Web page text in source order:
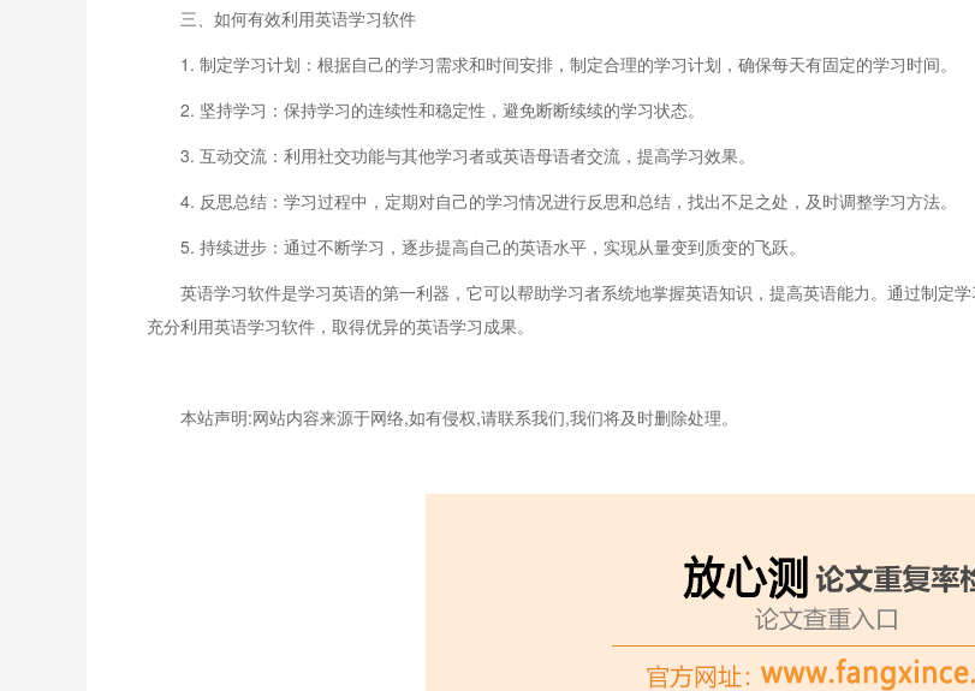
三、如何有效利用英语学习软件
1. 制定学习计划：根据自己的学习需求和时间安排，制定合理的学习计划，确保每天有固定的学习时间。
2. 坚持学习：保持学习的连续性和稳定性，避免断断续续的学习状态。
3. 互动交流：利用社交功能与其他学习者或英语母语者交流，提高学习效果。
4. 反思总结：学习过程中，定期对自己的学习情况进行反思和总结，找出不足之处，及时调整学习方法。
5. 持续进步：通过不断学习，逐步提高自己的英语水平，实现从量变到质变的飞跃。
英语学习软件是学习英语的第一利器，它可以帮助学习者系统地掌握英语知识，提高英语能力。通过制定
充分利用英语学习软件，取得优异的英语学习成果。
本站声明:网站内容来源于网络,如有侵权,请联系我们,我们将及时删除处理。